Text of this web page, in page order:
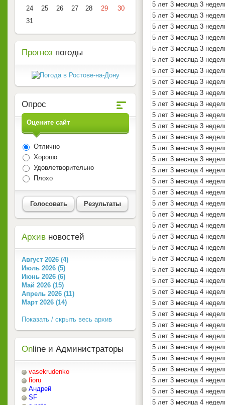
5 лет 3 месяца 3
5 лет 3 месяца 3
5 лет 3 месяца 3
5 лет 3 месяца 3
5 лет 3 месяца 3
5 лет 3 месяца 3
5 лет 3 месяца 3
5 лет 3 месяца 3
5 лет 3 месяца 3
5 лет 3 месяца 3
5 лет 3 месяца 3
5 лет 3 месяца 3
5 лет 3 месяца 3
5 лет 3 месяца 3
5 лет 3 месяца 3
5 лет 3 месяца 4
5 лет 3 месяца 4
5 лет 3 месяца 4
5 лет 3 месяца 4
5 лет 3 месяца 4
5 лет 3 месяца 4
5 лет 3 месяца 4
5 лет 3 месяца 4
5 лет 3 месяца 4
5 лет 3 месяца 4
5 лет 3 месяца 4
5 лет 3 месяца 4
5 лет 3 месяца 4
5 лет 3 месяца 4
5 лет 3 месяца 4
5 лет 3 месяца 4
5 лет 3 месяца 4
5 лет 3 месяца 4
5 лет 3 месяца 4
5 лет 3 месяца 4
5 лет 3 месяца 4
5 лет 3 месяца 4
24
25 26 27 28 29
30
31
Прогноз погоды
Опрос
Оцените сайт
Отлично
Хорошо
Удовлетворительно
Плохо
Голосовать Результаты
Архив новостей
Август 2026 (4)
Июль 2026 (5)
Июнь 2026 (6)
Май 2026 (15)
Апрель 2026 (11)
Март 2026 (14)
Показать / скрыть весь архив
On line и Администраторы
vasekrudenko
fioru
Андрей
SF